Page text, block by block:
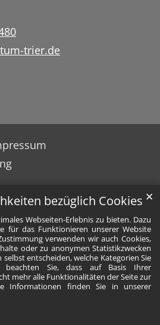
bezüglich Cookies
Webseiten-Erlebnis zu bieten. Dazu
für das Funktionieren unserer Website
verwenden wir auch Cookies,
oder zu anonymen Statistikzwecken
entscheiden, welche Kategorien Sie
beachten Sie, dass auf Basis Ihrer
mehr alle Funktionalitäten der Seite zur
Informationen finden Sie in unserer
✕
trier.de